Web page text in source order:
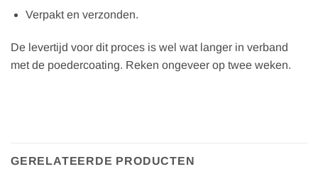
Verpakt en verzonden.
De levertijd voor dit proces is wel wat langer in verband
met de poedercoating. Reken ongeveer op twee weken.
GERELATEERDE PRODUCTEN